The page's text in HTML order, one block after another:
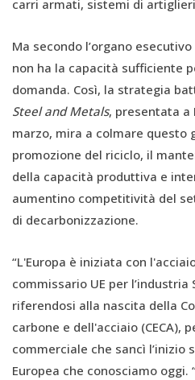
carri armati, sistemi di
Ma secondo l’organo
non ha la capacità sufficiente
domanda. Così, la strategia
Steel and Metals, presentata a
marzo, mira a colmare questo
promozione del riciclo, il
della capacità produttiva e
aumentino competitività del
di decarbonizzazione.
“L'Europa è iniziata con
commissario UE per l’industria
riferendosi alla nascita della
carbone e dell'acciaio
commerciale che sancì l’inizio
Europea che conosciamo oggi.